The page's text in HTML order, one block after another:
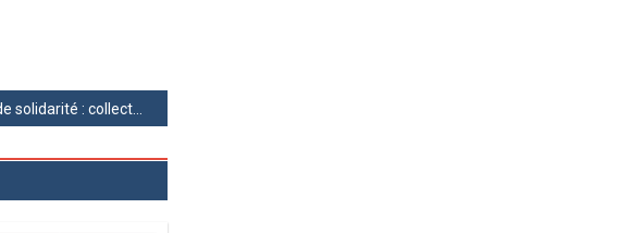
Elan de solidarité : collecte pour les Restos du coeur jusqu’au mois de mars 2025